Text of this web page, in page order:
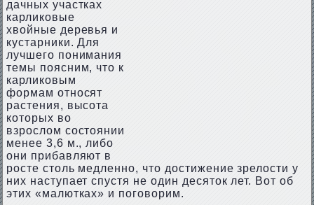
дачных участках
карликовые
хвойные деревья и
кустарники. Для
лучшего понимания
темы поясним, что к
карликовым
формам относят
растения, высота
которых во
взрослом состоянии
менее 3,6 м., либо
они прибавляют в
росте столь медленно, что достижение зрелости у
них наступает спустя не один десяток лет. Вот об
этих «малютках» и поговорим.